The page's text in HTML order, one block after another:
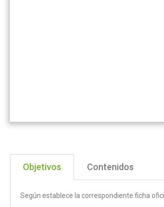
Objetivos Contenidos
Según establece la correspondiente ficha